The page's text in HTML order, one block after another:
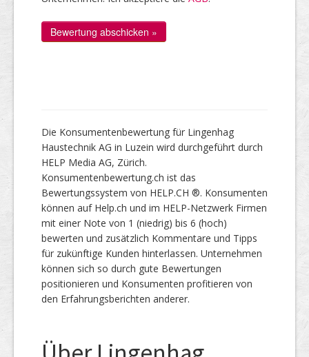
Die Konsumentenbewertung für Lingenhag
Haustechnik AG in Luzein wird durchgeführt durch
HELP Media AG, Zürich.
Konsumentenbewertung.ch ist das
Bewertungssystem von HELP.CH ®. Konsumenten
können auf Help.ch und im HELP-Netzwerk Firmen
mit einer Note von 1 (niedrig) bis 6 (hoch)
bewerten und zusätzlich Kommentare und Tipps
für zukünftige Kunden hinterlassen. Unternehmen
können sich so durch gute Bewertungen
positionieren und Konsumenten profitieren von
den Erfahrungsberichten anderer.